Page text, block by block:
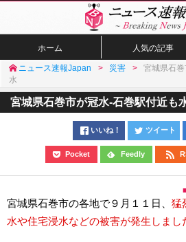
ホーム 人気の記事
ニュース速報Japan 災害
宮城県石
水
宮城県石巻市が冠水-石巻駅付近も
いいね！ ツイート
Pocket Feedly
宮城県石巻市の各地で９月１１日、 猛
水や住宅浸水などの被害が発生しまし